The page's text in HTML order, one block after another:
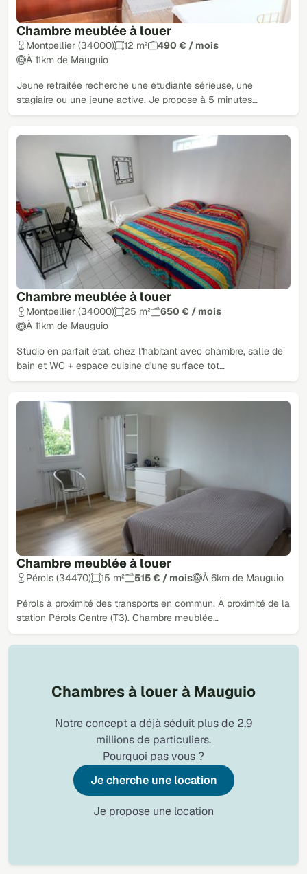
Chambre meublée à louer
Montpellier (34000) 12 m²
490 € / mois
À 11km de Mauguio
Jeune retraitée recherche une étudiante sérieuse, une
stagiaire ou une jeune active. Je propose à 5 minutes…
Chambre meublée à louer
Montpellier (34000) 25 m²
650 € / mois
À 11km de Mauguio
Studio en parfait état, chez l'habitant avec chambre, salle de
bain et WC + espace cuisine d'une surface tot…
Chambre meublée à louer
Pérols (34470) 15 m² 515 € / mois À 6km de Mauguio
Pérols à proximité des transports en commun. À proximité de la
station Pérols Centre (T3). Chambre meublée…
Chambres à louer à Mauguio
Notre concept a déjà séduit plus de 2,9
millions de particuliers.
Pourquoi pas vous ?
Je cherche une location
Je propose une location